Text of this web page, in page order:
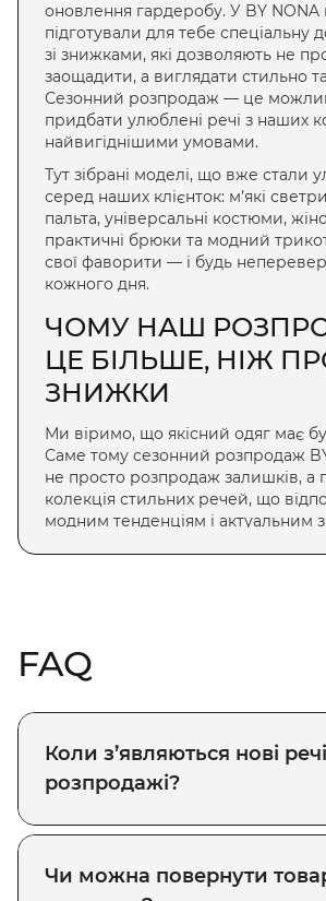
оновлення гардеробу. У BY NONA
підготували для тебе спеціальну
зі знижками, які дозволяють не
заощадити, а виглядати стильно
Сезонний розпродаж — це
придбати улюблені речі з наших
найвигіднішими умовами.
Тут зібрані моделі, що вже стали
серед наших клієнток: м’які
пальта, універсальні костюми,
практичні брюки та модний
свої фаворити — і будь
кожного дня.
ЧОМУ НАШ
ЦЕ БІЛЬШЕ, НІЖ
ЗНИЖКИ
Ми віримо, що якісний одяг має
Саме тому сезонний розпродаж
не просто розпродаж залишків, а
колекція стильних речей, що
модним тенденціям і актуальним
найкраще.
Всі сезони — літній, осінній,
Якість гарантована — ми
те, чим пишаємось.
BY NONA
FAQ
Коли з’являються нові
розпродажі?
Чи можна повернути